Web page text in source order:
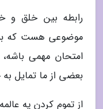
رابطه بین خلق و
موضوعی هست که
امتحان مهمی
بعضی از ما تمایل
از تموم کردن یه